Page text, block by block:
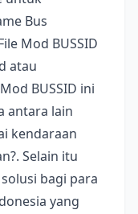
Bus
Mod BUSSID
atau
BUSSID ini
antara lain
kendaraan
Selain itu
bagi para
yang